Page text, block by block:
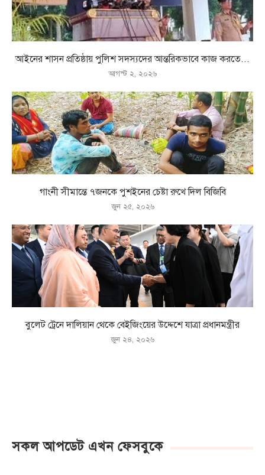
আইনের শাসন প্রতিষ্ঠায় পুলিশ সদস্যদের আন্তরিকভাবে কাজ করতে...
আগস্ট ২, ২০২৬
গাংনী সীমান্তে ৭জনকে পুশইনের চেষ্টা রুখে দিল বিজিবি
জুন ২৫, ২০২৬
বুলেট ট্রেনে দালিয়ান থেকে বেইজিংয়ের উদ্দেশে যাত্রা প্রধানমন্ত্রীর
জুন ২৪, ২০২৬
সকল আপডেট এখন ফেসবুকে